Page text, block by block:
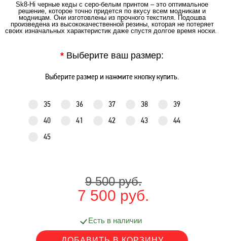
Sk8-Hi черные кеды с серо-белым принтом – это оптимальное
решение, которое точно придется по вкусу всем модникам и
модницам. Они изготовлены из прочного текстиля. Подошва
произведена из высококачественной резины, которая не потеряет
своих изначальных характеристик даже спустя долгое время носки.
* Выберите ваш размер:
Выберите размер и нажмите кнопку купить.
35 36 37 38
39
40
41 42 43
44
45
9 500 руб.
7 500 руб.
Есть в наличии